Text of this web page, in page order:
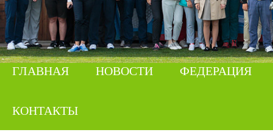
ГЛАВНАЯ НОВОСТИ ФЕДЕРАЦИЯ
КОНТАКТЫ